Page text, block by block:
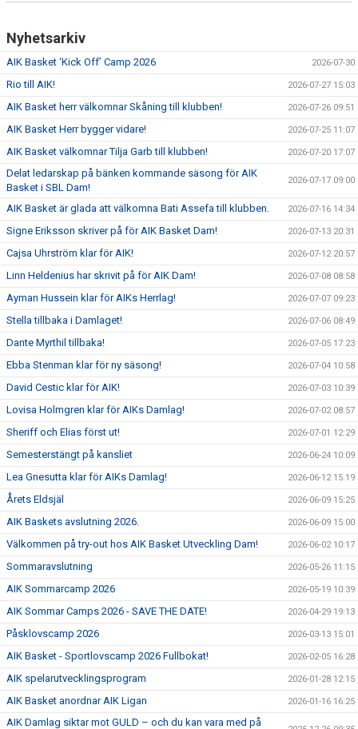
Nyhetsarkiv
AIK Basket ‘Kick Off’ Camp 2026 2026-07-30
Rio till AIK! 2026-07-27 15:03
AIK Basket herr välkomnar Skåning till klubben! 2026-07-26 09:51
AIK Basket Herr bygger vidare! 2026-07-25 11:07
AIK Basket välkomnar Tilja Garb till klubben! 2026-07-20 17:07
Delat ledarskap på bänken kommande säsong för AIK
Basket i SBL Dam!
2026-07-17 09:00
AIK Basket är glada att välkomna Bati Assefa till klubben. 2026-07-16 14:34
Signe Eriksson skriver på för AIK Basket Dam! 2026-07-13 20:31
Cajsa Uhrström klar för AIK! 2026-07-12 20:57
Linn Heldenius har skrivit på för AIK Dam! 2026-07-08 08:58
Ayman Hussein klar för AIKs Herrlag! 2026-07-07 09:23
Stella tillbaka i Damlaget! 2026-07-06 08:49
Dante Myrthil tillbaka! 2026-07-05 17:23
Ebba Stenman klar för ny säsong! 2026-07-04 10:58
David Cestic klar för AIK! 2026-07-03 10:39
Lovisa Holmgren klar för AIKs Damlag! 2026-07-02 08:57
Sheriff och Elias först ut! 2026-07-01 12:29
Semesterstängt på kansliet 2026-06-24 10:09
Lea Gnesutta klar för AIKs Damlag! 2026-06-12 15:19
Årets Eldsjäl 2026-06-09 15:25
AIK Baskets avslutning 2026. 2026-06-09 15:00
Välkommen på try-out hos AIK Basket Utveckling Dam! 2026-06-02 10:17
Sommaravslutning 2026-05-26 11:15
AIK Sommarcamp 2026 2026-05-19 10:39
AIK Sommar Camps 2026 - SAVE THE DATE! 2026-04-29 19:13
Påsklovscamp 2026 2026-03-13 15:01
AIK Basket - Sportlovscamp 2026 Fullbokat! 2026-02-05 16:28
AIK spelarutvecklingsprogram 2026-01-28 12:15
AIK Basket anordnar AIK Ligan 2026-01-16 16:25
AIK Damlag siktar mot GULD – och du kan vara med på